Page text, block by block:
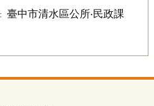
臺中市清水區公所‧民政課